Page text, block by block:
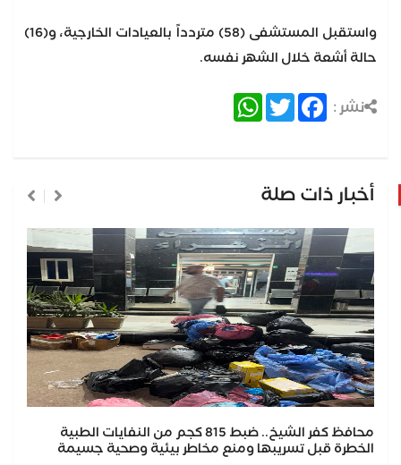
واستقبل المستشفى (58) متردداً بالعيادات الخارجية، و(16)
حالة أشعة خلال الشهر نفسه.
نشر : Facebook
Twitter
WhatsApp
أخبار ذات صلة
محافظ كفر الشيخ.. ضبط 815 كجم من النفايات الطبية
الخطرة قبل تسريبها ومنع مخاطر بيئية وصحية جسيمة